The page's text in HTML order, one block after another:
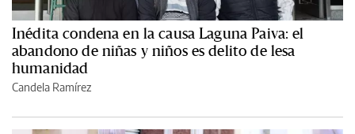
Inédita condena en la causa Laguna Paiva: el
abandono de niñas y niños es delito de lesa
humanidad
Candela Ramírez